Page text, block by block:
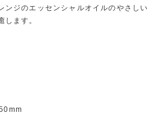
ンジのエッセンシャルオイルのやさしい
します。